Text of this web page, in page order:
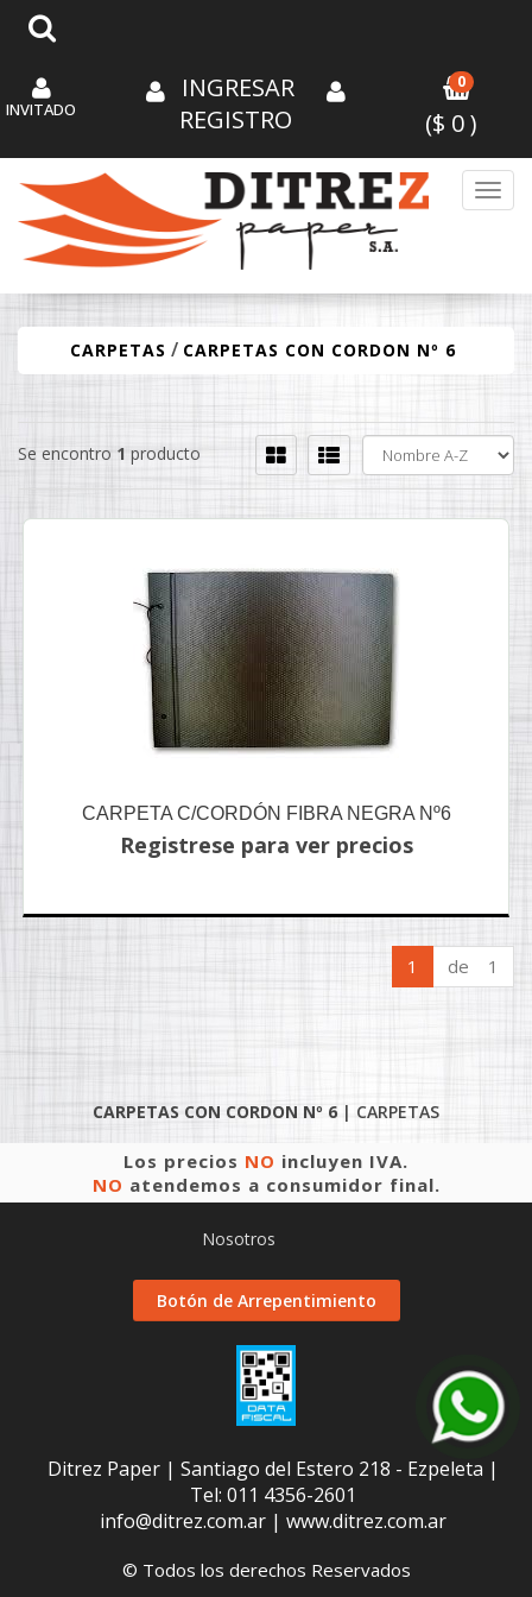
INVITADO
INGRESAR
REGISTRO
0
($ 0)
CARPETAS / CARPETAS CON CORDON Nº 6
Se encontro 1 producto
CARPETA C/CORDÓN FIBRA NEGRA Nº6
Registrese para ver precios
1 de 1
CARPETAS CON CORDON Nº 6| CARPETAS
Los precios NO incluyen IVA.
NO atendemos a consumidor final.
Nosotros
Botón de Arrepentimiento
Ditrez Paper | Santiago del Estero 218 - Ezpeleta |
Tel: 011 4356-2601
info@ditrez.com.ar | www.ditrez.com.ar
© Todos los derechos Reservados